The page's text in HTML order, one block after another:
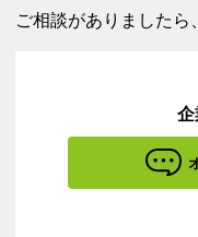
ご相談がありましたら